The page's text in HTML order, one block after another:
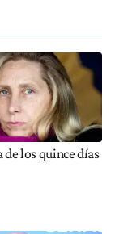
de los quince días